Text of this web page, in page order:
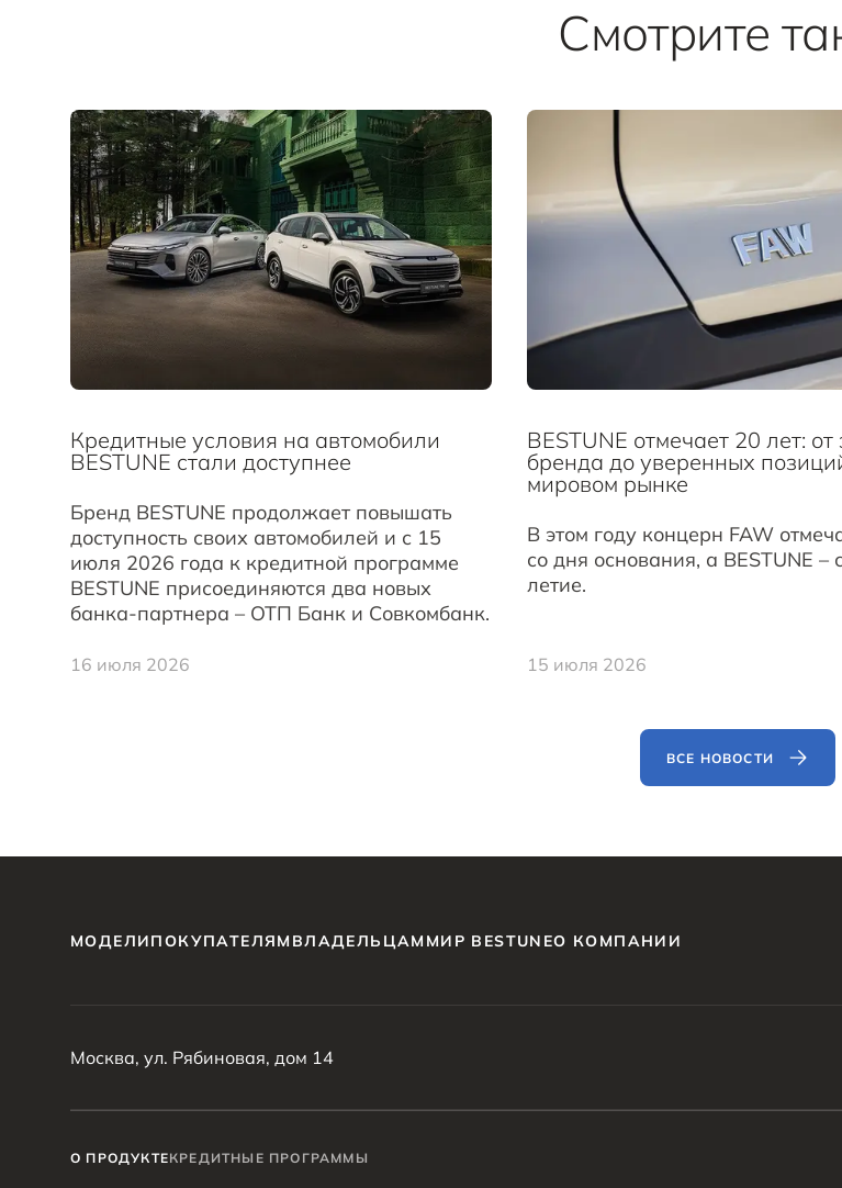
Смотрите
Кредитные условия на автомобили
BESTUNE стали доступнее
Бренд BESTUNE продолжает повышать
доступность своих автомобилей и с 15
июля 2026 года к кредитной программе
BESTUNE присоединяются два новых
банка-партнера – ОТП Банк и Совкомбанк.
16 июля 2026
BESTUNE отмечает 20 лет: от
бренда до уверенных
мировом рынке
В этом году концерн FAW
со дня основания, а BESTUNE –
летие.
15 июля 2026
ВСЕ НОВОСТИ
МОДЕЛИПОКУПАТЕЛЯМ ВЛАДЕЛЬЦАМ МИР BESTUNEО КОМПАНИИ
Москва, ул. Рябиновая, дом 14
О ПРОДУКТЕКРЕДИТНЫЕ ПРОГРАММЫ